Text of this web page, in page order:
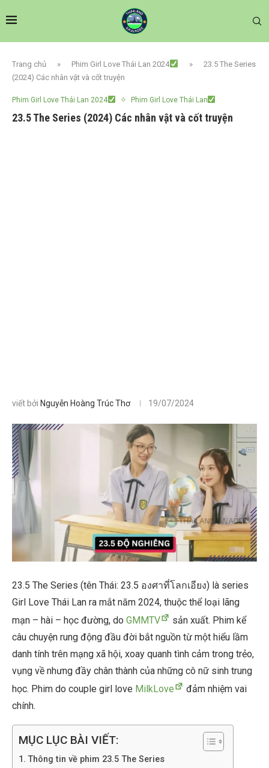
Trang chủ » Phim Girl Love Thái Lan 2024 »
23.5 The Series
(2024) Các nhân vật và cốt truyện
Phim Girl Love Thái Lan 2024 Phim Girl Love Thái Lan
23.5 The Series (2024) Các nhân vật và cốt truyện
viết bởi Nguyễn Hoàng Trúc Thơ 19/07/2024
23.5 The Series (tên Thái: 23.5 องศาที่โลกเอียง) là series
Girl Love Thái Lan ra mắt năm 2024, thuộc thể loại lãng
mạn – hài – học đường, do GMMTV
sản xuất. Phim kể
câu chuyện rung động đầu đời bắt nguồn từ một hiểu lầm
danh tính trên mạng xã hội, xoay quanh tình cảm trong trẻo,
vụng về nhưng đầy chân thành của những cô nữ sinh trung
học. Phim do couple girl love MilkLove
đảm nhiệm vai
chính.
MỤC LỤC BÀI VIẾT:
Thông tin về phim 23.5 The Series